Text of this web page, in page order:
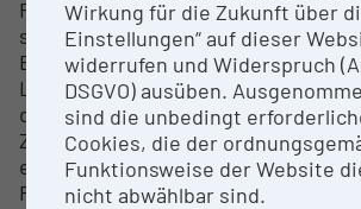
Festkörpern, die ungepaarte
spektroskopische Sonderspezies
Ergänzende Ausstattung erlaubt es
Lichteinstrahlung,
durch chemische Reaktionen
Zentren im jeweiligen
erzeugen, um deren elektronische
Reaktivität und Stabilität zu
Wirkung für die Zukunft über
Einstellungen“ auf dieser
widerrufen und Widerspruch
DSGVO) ausüben.
sind die unbedingt
Cookies, die der
Funktionsweise der Website
nicht abwählbar sind.